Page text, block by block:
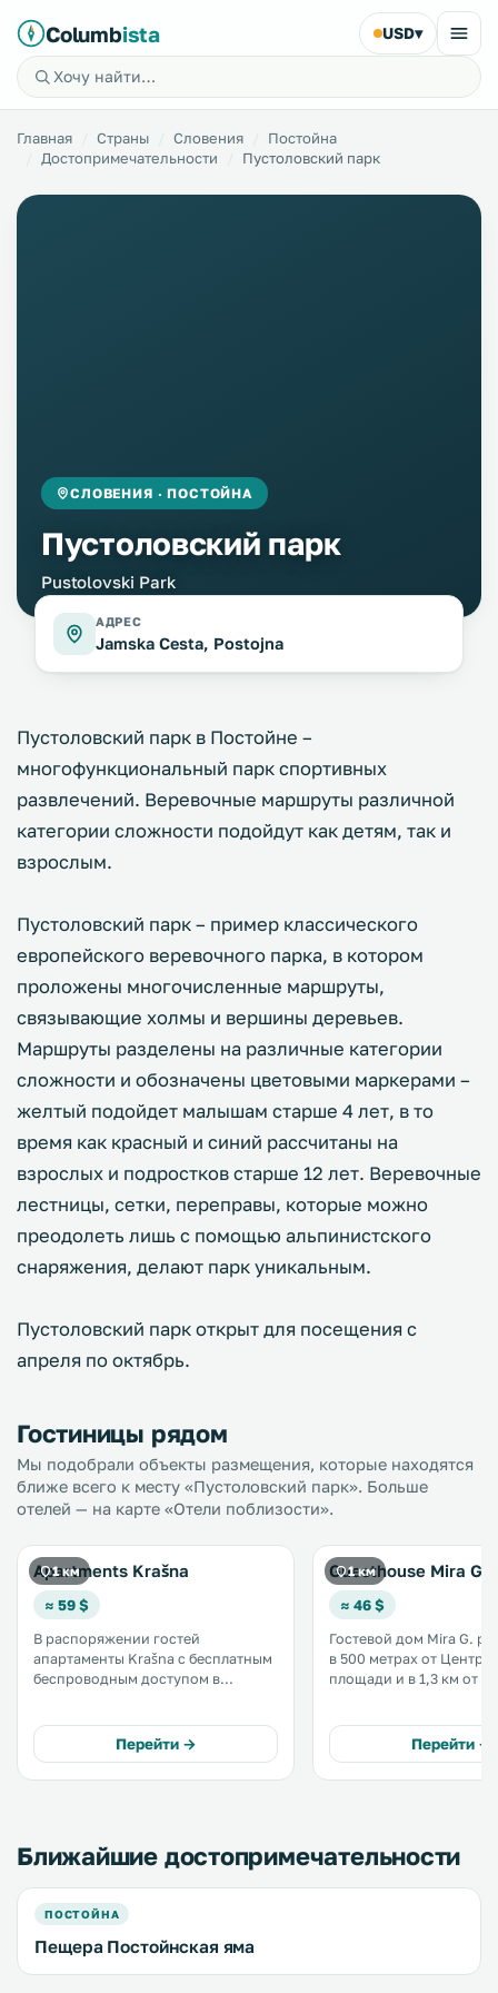
Columbista USD▾
Главная Страны Словения
Постойна
Достопримечательности
Пустоловский парк
СЛОВЕНИЯ · ПОСТОЙНА
Пустоловский парк
Pustolovski Park
АДРЕС
Jamska Cesta, Postojna
Пустоловский парк в Постойне –
многофункциональный парк спортивных
развлечений. Веревочные маршруты различной
категории сложности подойдут как детям, так и
взрослым.
Пустоловский парк – пример классического
европейского веревочного парка, в котором
проложены многочисленные маршруты,
связывающие холмы и вершины деревьев.
Маршруты разделены на различные категории
сложности и обозначены цветовыми маркерами –
желтый подойдет малышам старше 4 лет, в то
время как красный и синий рассчитаны на
взрослых и подростков старше 12 лет. Веревочные
лестницы, сетки, переправы, которые можно
преодолеть лишь с помощью альпинистского
снаряжения, делают парк уникальным.
Пустоловский парк открыт для посещения с
апреля по октябрь.
Гостиницы рядом
Мы подобрали объекты размещения, которые находятся
ближе всего к месту «Пустоловский парк». Больше
отелей — на карте «Отели поблизости».
1 км
Apartments Krašna
≈ 59 $
В распоряжении гостей
апартаменты Krašna с бесплатным
беспроводным доступом в
Перейти →
1 км
Guesthouse Mira G.
≈ 46 $
Гостевой дом Mira G. расположен
в 500 метрах от
площади и в 1,3 км от
бесплатным Wi-Fi. .
Перейти →
Ближайшие достопримечательности
ПОСТОЙНА
Пещера Постойнская яма